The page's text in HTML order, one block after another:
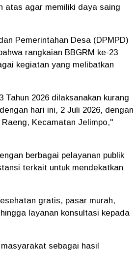
atas agar memiliki daya saing
Pemerintahan Desa (DPMPD)
rangkaian BBGRM ke-23
kegiatan yang melibatkan
2026 dilaksanakan kurang
hari ini, 2 Juli 2026, dengan
Kecamatan Jelimpo,"
berbagai pelayanan publik
terkait untuk mendekatkan
gratis, pasar murah,
layanan konsultasi kepada
sebagai hasil